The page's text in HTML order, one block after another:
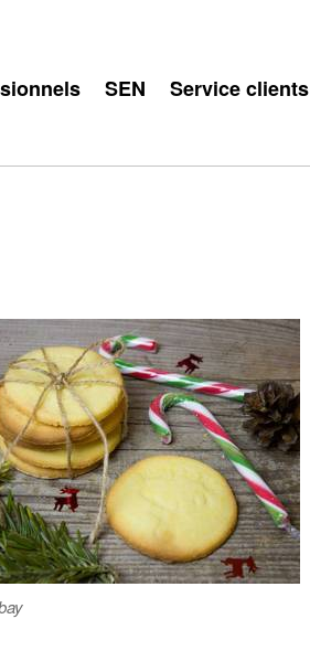
SEN Service clients